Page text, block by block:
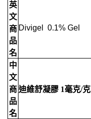
英
文
商
品
名
Divigel 0.1% Gel
中
文
商
品
名
迪維舒凝膠 1毫克/克